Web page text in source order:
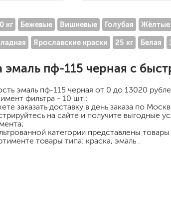
для ковров и
специализированные
универсальные
кг Бежевые Вишневые Голубая Жёлтые
Ярославские краски 25 кг Белая
эмаль пф-115 черная с
эмаль пф-115 черная от 0 до 13020
фильтра - 10 шт.;
заказать доставку в день заказа по
на сайте и получите выгодные
категории представлены
товары типа: краска, эмаль .